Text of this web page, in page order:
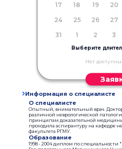
17
18 19 20
24
25 26 27
31
1 2 3
Выберите
Нет
Информация о специалисте
О специалисте
Опытный, внимательный врач. Доктор
различной неврологической
принципам доказательной
проходила аспирантуру на кафедре
факультета РГМУ.
Образование
1998 - 2004 диплом по специальности